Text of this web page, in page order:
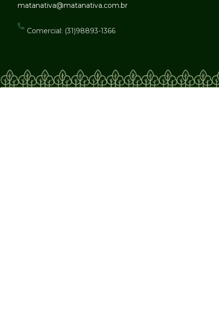
matanativa@matanativa.com.br
Comercial: (31)98893-1366